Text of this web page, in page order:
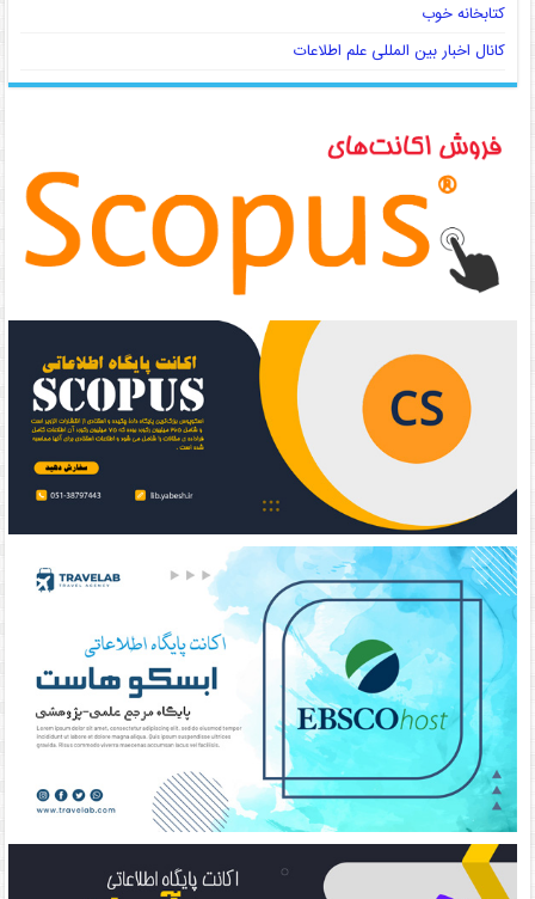
کتابخانه خوب
کانال اخبار بین المللی علم اطلاعات